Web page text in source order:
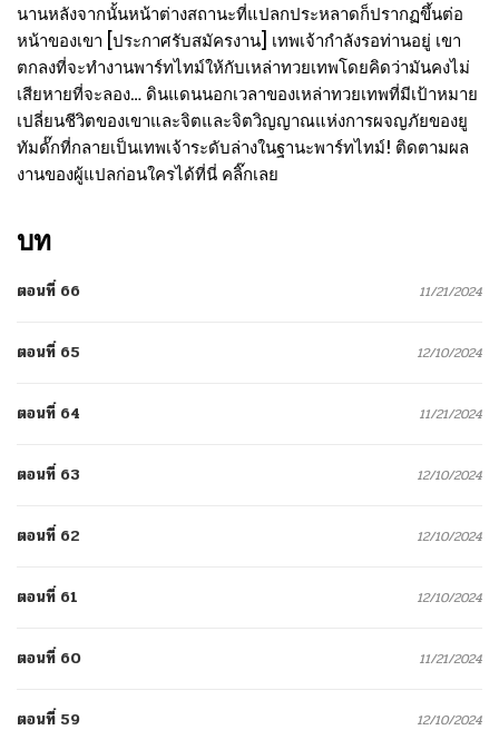
นานหลังจากนั้นหน้าต่างสถานะที่แปลกประหลาดก็ปรากฏขึ้นต่อ
หน้าของเขา [ประกาศรับสมัครงาน] เทพเจ้ากำลังรอท่านอยู่ เขา
ตกลงที่จะทำงานพาร์ทไทม์ให้กับเหล่าทวยเทพโดยคิดว่ามันคงไม่
เสียหายที่จะลอง… ดินแดนนอกเวลาของเหล่าทวยเทพที่มีเป้าหมาย
เปลี่ยนชีวิตของเขาและจิตและจิตวิญญาณแห่งการผจญภัยของยู
ทัมดั๊กที่กลายเป็นเทพเจ้าระดับล่างในฐานะพาร์ทไทม์! ติดตามผล
งานของผู้แปลก่อนใครได้ที่นี่ คลิ๊กเลย
บท
ตอนที่ 66 11/21/2024
ตอนที่ 65 12/10/2024
ตอนที่ 64 11/21/2024
ตอนที่ 63 12/10/2024
ตอนที่ 62 12/10/2024
ตอนที่ 61 12/10/2024
ตอนที่ 60 11/21/2024
ตอนที่ 59 12/10/2024